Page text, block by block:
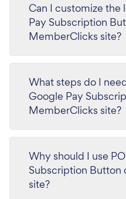
Can I customize the
Pay Subscription
MemberClicks site?
What steps do I
Google Pay
MemberClicks site?
Why should I use
Subscription Button
site?